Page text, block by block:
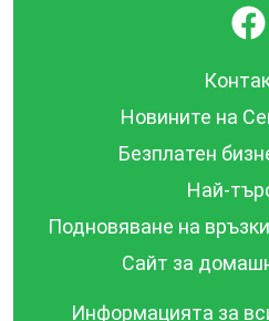
}
Новините на
Безплатен
Най-
Подновяване на
Сайт за
Информацията за